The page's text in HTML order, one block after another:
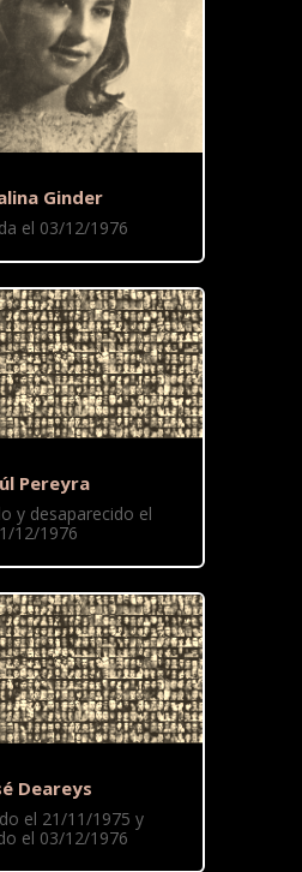
Ginder
el 03/12/1976
Pereyra
y desaparecido el
12/1976
Deareys
el 21/11/1975 y
el 03/12/1976